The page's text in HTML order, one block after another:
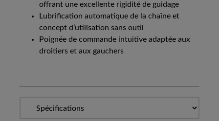
offrant une excellente rigidité de guidage
Lubrification automatique de la chaîne et
concept d’utilisation sans outil
Poignée de commande intuitive adaptée aux
droitiers et aux gauchers